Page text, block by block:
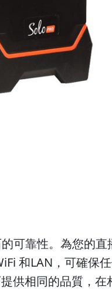
可靠性。為您的直
和LAN，可確保
供相同的品質，在